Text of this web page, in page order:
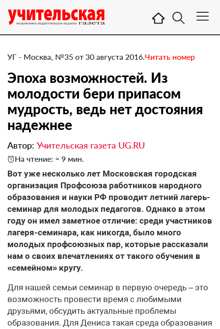
УГ - Москва, №35 от 30 августа 2016.Читать номер
Эпоха возможностей. Из
молодости бери припасом
мудрость, ведь нет достояния
надежнее
Автор: Учительская газета UG.RU
На чтение: ≈ 9 мин.
Вот уже несколько лет Московская городская
организация Профсоюза работников народного
образования и науки РФ проводит летний лагерь-
семинар для молодых педагогов. Однако в этом
году он имел заметное отличие: среди участников
лагеря-семинара, как никогда, было много
молодых профсоюзных пар, которые рассказали
нам о своих впечатлениях от такого обучения в
«семейном» кругу.
Для нашей семьи семинар в первую очередь – это
возможность провести время с любимыми
друзьями, обсудить актуальные проблемы
образования. Для Дениса такая среда образования